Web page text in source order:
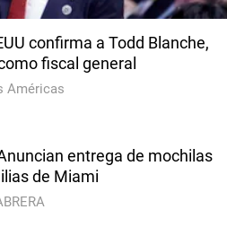
confirma a Todd Blanche,
fiscal general
Américas
entrega de mochilas
de Miami